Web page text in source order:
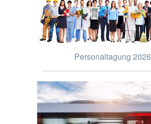
Personaltagung 2026